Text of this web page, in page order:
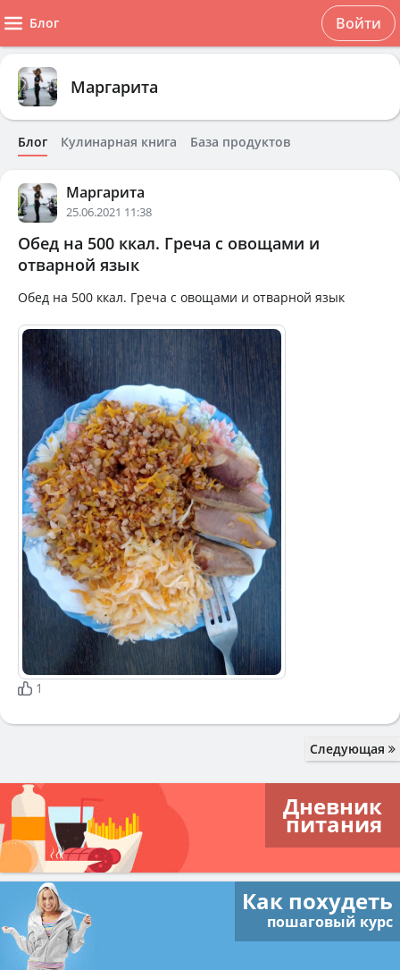
Блог Войти
Маргарита
Блог Кулинарная книга База продуктов
Маргарита
25.06.2021 11:38
Обед на 500 ккал. Греча с овощами и
отварной язык
Обед на 500 ккал. Греча с овощами и отварной язык
1
Следующая
Дневник
питания
Как похудеть
пошаговый курс